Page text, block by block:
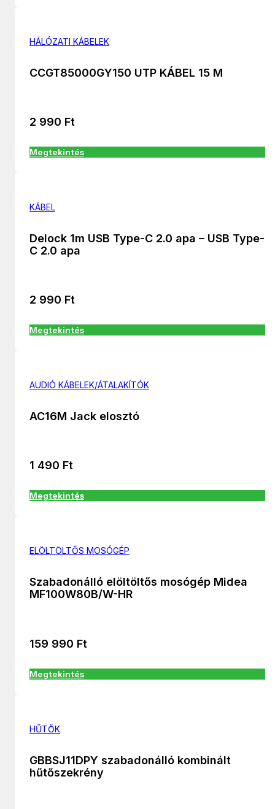
HÁLÓZATI KÁBELEK
CCGT85000GY150 UTP KÁBEL 15 M
2 990 Ft
Megtekintés
KÁBEL
Delock 1m USB Type-C 2.0 apa – USB Type-
C 2.0 apa
2 990 Ft
Megtekintés
AUDIÓ KÁBELEK/ÁTALAKÍTÓK
AC16M Jack elosztó
1 490 Ft
Megtekintés
ELÖLTÖLTŐS MOSÓGÉP
Szabadonálló elöltöltős mosógép Midea
MF100W80B/W-HR
159 990 Ft
Megtekintés
HŰTŐK
GBBSJ11DPY szabadonálló kombinált
hűtőszekrény